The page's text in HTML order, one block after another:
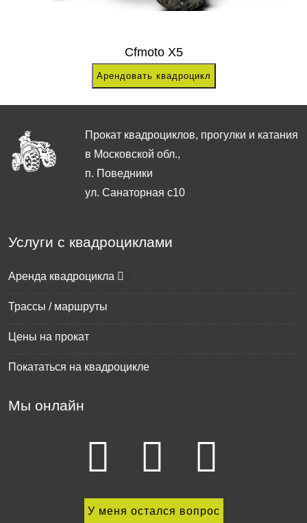
Cfmoto X5
Арендовать квадроцикл
Прокат квадроциклов, прогулки и катания
в Московской обл.,
п. Поведники
ул. Санаторная с10
Услуги с квадроциклами
Аренда квадроцикла
Трассы / маршруты
Цены на прокат
Покататься на квадроцикле
Мы онлайн
У меня остался вопрос